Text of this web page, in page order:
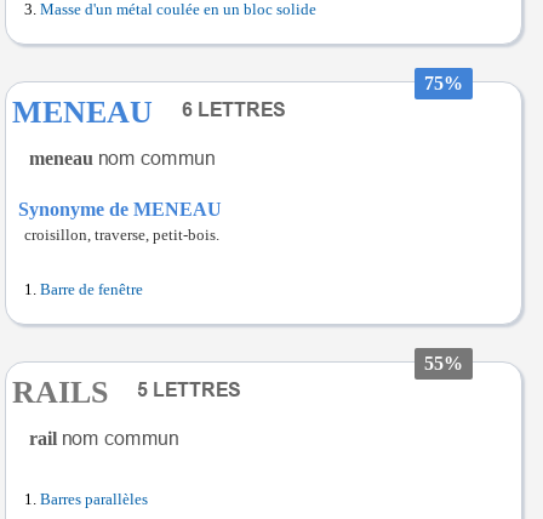
Masse d'un métal coulée en un bloc solide
75%
MENEAU
meneau
Synonyme de MENEAU
croisillon, traverse, petit-bois.
Barre de fenêtre
55%
RAILS
rail
Barres parallèles